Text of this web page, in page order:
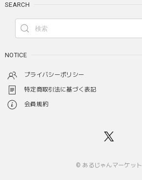
SEARCH
NOTICE
プライバシーポリシー
特定商取引法に基づく表記
会員規約
© あるじゃんマーケット